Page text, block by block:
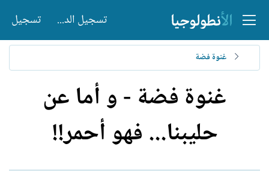
تسجيل الدخول تسجيل
غنوة فضة
غنوة فضة - و أما عن
حليبنا... فهو أحمر!!